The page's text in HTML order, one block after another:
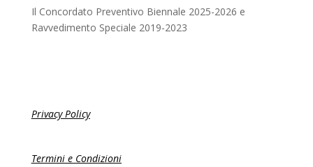
Il Concordato Preventivo Biennale 2025-2026 e
Ravvedimento Speciale 2019-2023
Privacy Policy
Termini e Condizioni